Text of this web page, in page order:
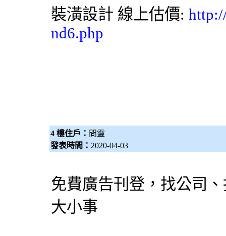
裝潢設計 線上估價:
nd6.php
4 樓住戶： 問靈
發表時間： 2020-04-03
免費廣告刊登，找公司
大小事